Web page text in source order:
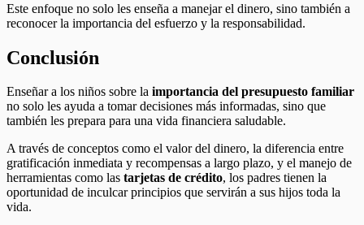
Este enfoque no solo les enseña a manejar el dinero, sino también a
reconocer la importancia del esfuerzo y la responsabilidad.
Conclusión
Enseñar a los niños sobre la importancia del presupuesto familiar
no solo les ayuda a tomar decisiones más informadas, sino que
también les prepara para una vida financiera saludable.
A través de conceptos como el valor del dinero, la diferencia entre
gratificación inmediata y recompensas a largo plazo, y el manejo de
herramientas como las tarjetas de crédito, los padres tienen la
oportunidad de inculcar principios que servirán a sus hijos toda la
vida.